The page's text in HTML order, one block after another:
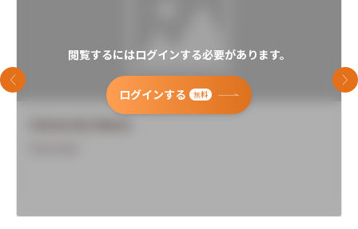
閲覧するにはログインする必要があります。
ログインする 無料
前のスライド 次